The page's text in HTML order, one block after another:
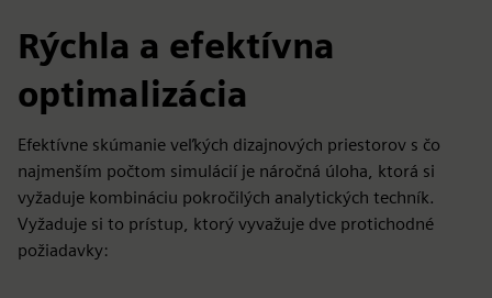
Rýchla a efektívna
optimalizácia
Efektívne skúmanie veľkých dizajnových priestorov s čo
najmenším počtom simulácií je náročná úloha, ktorá si
vyžaduje kombináciu pokročilých analytických techník.
Vyžaduje si to prístup, ktorý vyvažuje dve protichodné
požiadavky: